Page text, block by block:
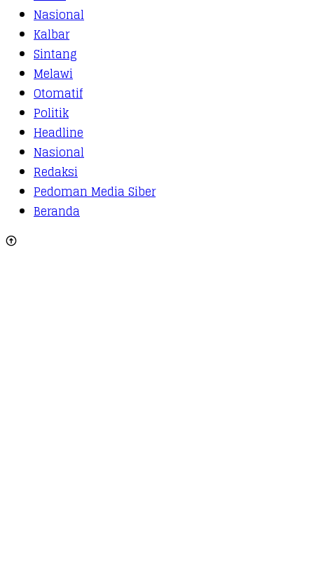
Nasional
Kalbar
Sintang
Melawi
Otomatif
Politik
Headline
Nasional
Redaksi
Pedoman Media Siber
Beranda